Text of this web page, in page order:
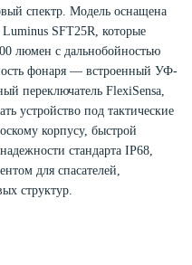
спектр. Модель оснащена
SFT25R, которые
люмен с дальнобойностью
фонаря — встроенный УФ-
переключатель FlexiSensa,
устройство под тактические
корпусу, быстрой
стандарта IP68,
для спасателей,
структур.